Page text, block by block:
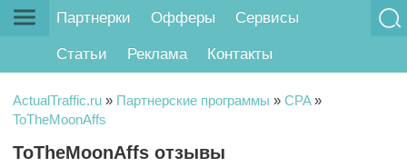
Партнерки Офферы Сервисы
Статьи Реклама Контакты
ActualTraffic.ru » Партнерские программы » CPA»
ToTheMoonAffs
ToTheMoonAffs отзывы